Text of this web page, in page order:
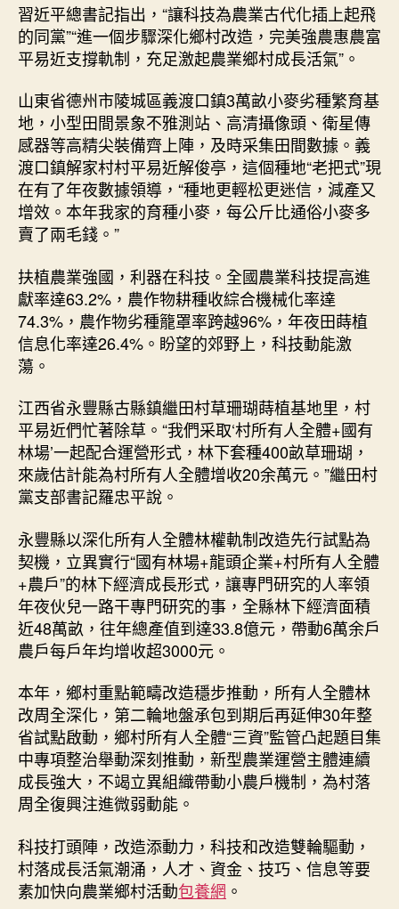
習近平總書記指出，“讓科技為農業古代化插上起飛
的同黨”“進一個步驟深化鄉村改造，完美強農惠農富
平易近支撐軌制，充足激起農業鄉村成長活氣”。
山東省德州市陵城區義渡口鎮3萬畝小麥劣種繁育基
地，小型田間景象不雅測站、高清攝像頭、衛星傳
感器等高精尖裝備齊上陣，及時采集田間數據。義
渡口鎮解家村村平易近解俊亭，這個種地“老把式”現
在有了年夜數據領導，“種地更輕松更迷信，減產又
增效。本年我家的育種小麥，每公斤比通俗小麥多
賣了兩毛錢。”
扶植農業強國，利器在科技。全國農業科技提高進
獻率達63.2%，農作物耕種收綜合機械化率達
74.3%，農作物劣種籠罩率跨越96%，年夜田蒔植
信息化率達26.4%。盼望的郊野上，科技動能激
蕩。
江西省永豐縣古縣鎮繼田村草珊瑚蒔植基地里，村
平易近們忙著除草。“我們采取‘村所有人全體+國有
林場’一起配合運營形式，林下套種400畝草珊瑚，
來歲估計能為村所有人全體增收20余萬元。”繼田村
黨支部書記羅忠平說。
永豐縣以深化所有人全體林權軌制改造先行試點為
契機，立異實行“國有林場+龍頭企業+村所有人全體
+農戶”的林下經濟成長形式，讓專門研究的人率領
年夜伙兒一路干專門研究的事，全縣林下經濟面積
近48萬畝，往年總產值到達33.8億元，帶動6萬余戶
農戶每戶年均增收超3000元。
本年，鄉村重點範疇改造穩步推動，所有人全體林
改周全深化，第二輪地盤承包到期后再延伸30年整
省試點啟動，鄉村所有人全體“三資”監管凸起題目集
中專項整治舉動深刻推動，新型農業運營主體連續
成長強大，不竭立異組織帶動小農戶機制，為村落
周全復興注進微弱動能。
科技打頭陣，改造添動力，科技和改造雙輪驅動，
村落成長活氣潮涌，人才、資金、技巧、信息等要
素加快向農業鄉村活動包養網 。